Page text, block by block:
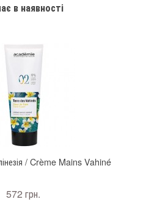
в наявності
/ Crème Mains Vahiné
572 грн.